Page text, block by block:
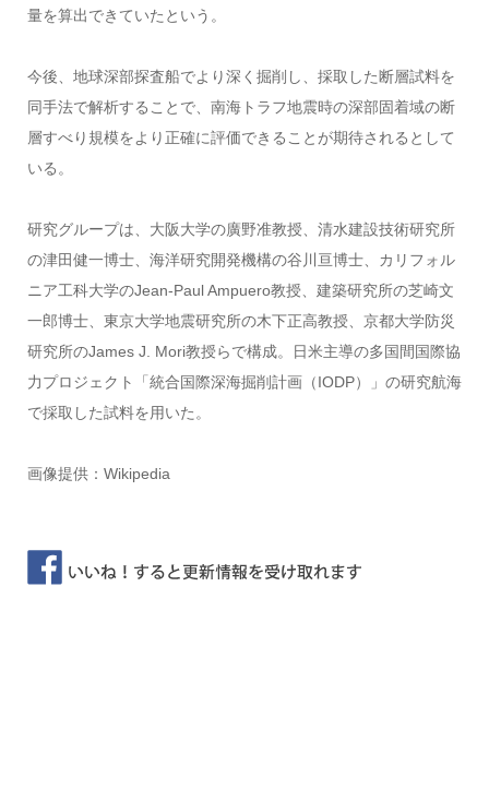
量を算出できていたという。
今後、地球深部探査船でより深く掘削し、採取した断層試料を
同手法で解析することで、南海トラフ地震時の深部固着域の断
層すべり規模をより正確に評価できることが期待されるとして
いる。
研究グループは、大阪大学の廣野准教授、清水建設技術研究所
の津田健一博士、海洋研究開発機構の谷川亘博士、カリフォル
ニア工科大学のJean-Paul Ampuero教授、建築研究所の芝崎文
一郎博士、東京大学地震研究所の木下正高教授、京都大学防災
研究所のJames J. Mori教授らで構成。日米主導の多国間国際協
力プロジェクト「統合国際深海掘削計画（IODP）」の研究航海
で採取した試料を用いた。
画像提供：Wikipedia